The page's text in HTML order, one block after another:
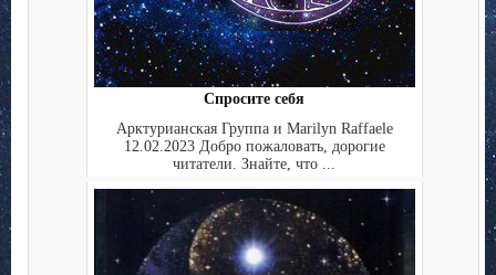
Спросите себя
Арктурианская Группа и Marilyn Raffaele
12.02.2023 Добро пожаловать, дорогие
читатели. Знайте, что ...